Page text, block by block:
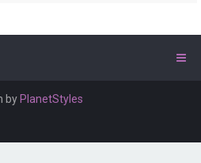
by PlanetStyles